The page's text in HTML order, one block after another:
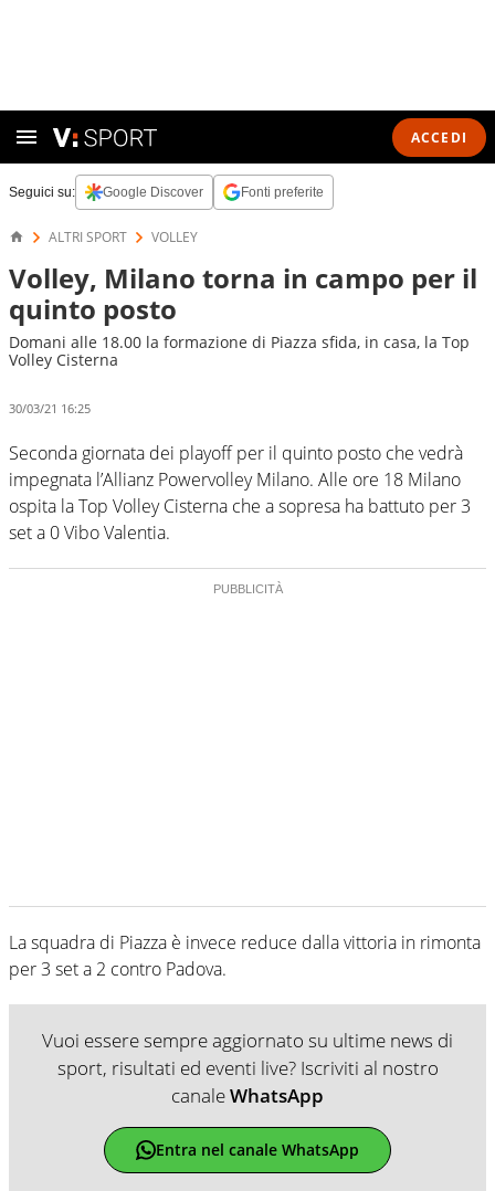
ACCEDI
Seguici su: Google Discover Fonti preferite
ALTRI SPORT VOLLEY
Volley, Milano torna in campo per il
quinto posto
Domani alle 18.00 la formazione di Piazza sfida, in casa, la Top
Volley Cisterna
30/03/21 16:25
Seconda giornata dei playoff per il quinto posto che vedrà
impegnata l’Allianz Powervolley Milano. Alle ore 18 Milano
ospita la Top Volley Cisterna che a sopresa ha battuto per 3
set a 0 Vibo Valentia.
La squadra di Piazza è invece reduce dalla vittoria in rimonta
per 3 set a 2 contro Padova.
Vuoi essere sempre aggiornato su ultime news di
sport, risultati ed eventi live? Iscriviti al nostro
canaleWhatsApp
Entra nel canale WhatsApp